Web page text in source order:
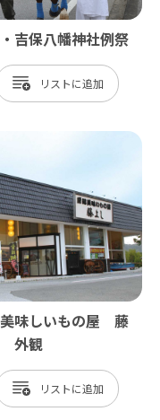
吉保八幡神社例祭
リスト
味しいもの屋 藤
外観
リスト